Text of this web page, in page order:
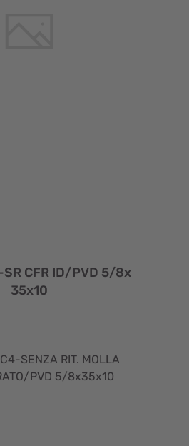
SR CFR ID/PVD 5/8x
35x10
SENZA RIT. MOLLA
CFR INOX DORATO/PVD 5/8x35x10